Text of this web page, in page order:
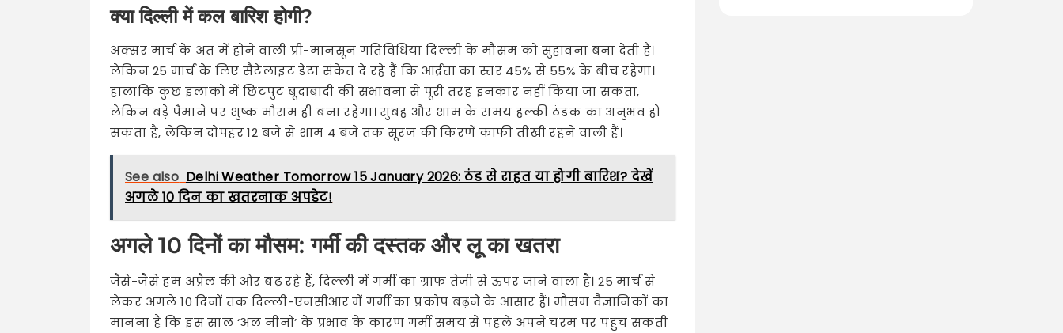
क्या दिल्ली में कल बारिश होगी?
अक्सर मार्च के अंत में होने वाली प्री-मानसून गतिविधियां दिल्ली के मौसम को सुहावना बना देती हैं।
लेकिन 25 मार्च के लिए सैटेलाइट डेटा संकेत दे रहे हैं कि आर्द्रता का स्तर 45% से 55% के बीच रहेगा।
हालांकि कुछ इलाकों में छिटपुट बूंदाबांदी की संभावना से पूरी तरह इनकार नहीं किया जा सकता,
लेकिन बड़े पैमाने पर शुष्क मौसम ही बना रहेगा। सुबह और शाम के समय हल्की ठंडक का अनुभव हो
सकता है, लेकिन दोपहर 12 बजे से शाम 4 बजे तक सूरज की किरणें काफी तीखी रहने वाली हैं।
See also Delhi Weather Tomorrow 15 January 2026: ठंड से राहत या होगी बारिश? देखें
अगले 10 दिन का खतरनाक अपडेट!
अगले 10 दिनों का मौसम: गर्मी की दस्तक और लू का खतरा
जैसे-जैसे हम अप्रैल की ओर बढ़ रहे हैं, दिल्ली में गर्मी का ग्राफ तेजी से ऊपर जाने वाला है। 25 मार्च से
लेकर अगले 10 दिनों तक दिल्ली-एनसीआर में गर्मी का प्रकोप बढ़ने के आसार हैं। मौसम वैज्ञानिकों का
मानना है कि इस साल ‘अल नीनो’ के प्रभाव के कारण गर्मी समय से पहले अपने चरम पर पहुंच सकती